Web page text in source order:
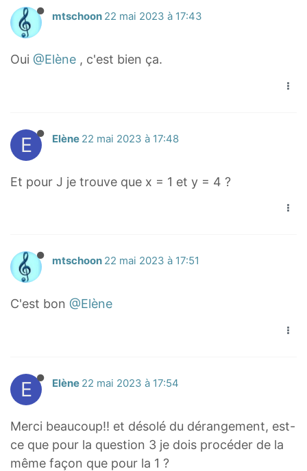
a
o
A
-
3
e
r
a
r
o
w
x
)
-
x
)
=
)
-
3
y
)
=
0
mtschoon 22 mai 2023 à 17:43
Oui @Elène , c'est bien ça.
E Elène 22 mai 2023 à 17:48
Et pour J je trouve que x = 1 et y = 4 ?
mtschoon 22 mai 2023 à 17:51
C'est bon @Elène
E Elène 22 mai 2023 à 17:54
Merci beaucoup!! et désolé du dérangement, est-
ce que pour la question 3 je dois procéder de la
même façon que pour la 1 ?